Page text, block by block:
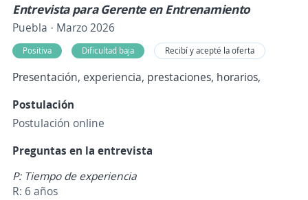
Entrevista para Gerente en Entrenamiento
Puebla · Marzo 2026
Positiva Dificultad baja Recibí y acepté la oferta
Presentación, experiencia, prestaciones, horarios,
Postulación
Postulación online
Preguntas en la entrevista
P: Tiempo de experiencia
R: 6 años